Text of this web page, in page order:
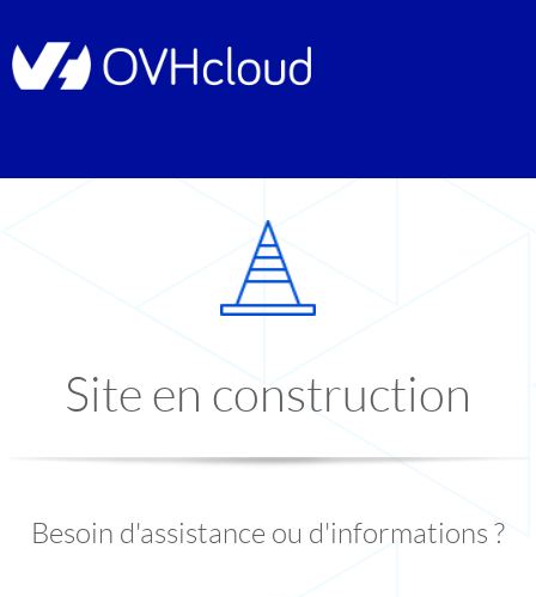
Site en construction
Besoin d'assistance ou d'informations ?